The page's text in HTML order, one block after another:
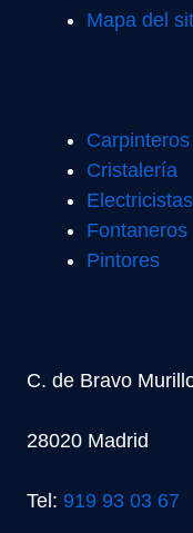
Mapa del
Carpinteros
Cristalería
Electricistas
Fontaneros
Pintores
C. de Bravo
28020 Madrid
Tel: 919 93 03 67